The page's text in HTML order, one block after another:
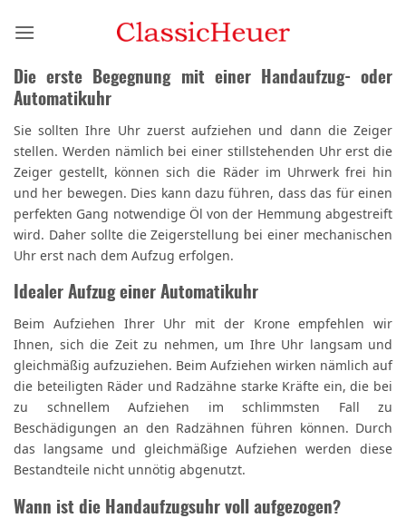
Inhalt
Die erste Begegnung mit einer Handaufzug- oder
Automatikuhr
Sie sollten Ihre Uhr zuerst aufziehen und dann die Zeiger
stellen. Werden nämlich bei einer stillstehenden Uhr erst die
Zeiger gestellt, können sich die Räder im Uhrwerk frei hin
und her bewegen. Dies kann dazu führen, dass das für einen
perfekten Gang notwendige Öl von der Hemmung abgestreift
wird. Daher sollte die Zeigerstellung bei einer mechanischen
Uhr erst nach dem Aufzug erfolgen.
Idealer Aufzug einer Automatikuhr
Beim Aufziehen Ihrer Uhr mit der Krone empfehlen wir
Ihnen, sich die Zeit zu nehmen, um Ihre Uhr langsam und
gleichmäßig aufzuziehen. Beim Aufziehen wirken nämlich auf
die beteiligten Räder und Radzähne starke Kräfte ein, die bei
zu schnellem Aufziehen im schlimmsten Fall zu
Beschädigungen an den Radzähnen führen können. Durch
das langsame und gleichmäßige Aufziehen werden diese
Bestandteile nicht unnötig abgenutzt.
Wann ist die Handaufzugsuhr voll aufgezogen?